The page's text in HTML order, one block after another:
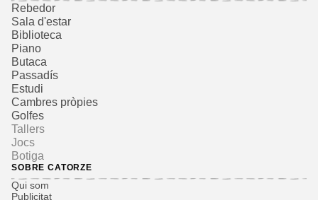
Rebedor
Sala d'estar
Biblioteca
Piano
Butaca
Passadís
Estudi
Cambres pròpies
Golfes
Tallers
Jocs
Botiga
SOBRE CATORZE
Qui som
Publicitat